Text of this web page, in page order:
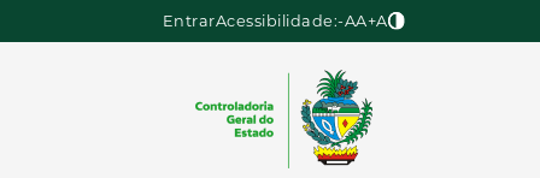
EntrarAcessibilidade:-AA+A